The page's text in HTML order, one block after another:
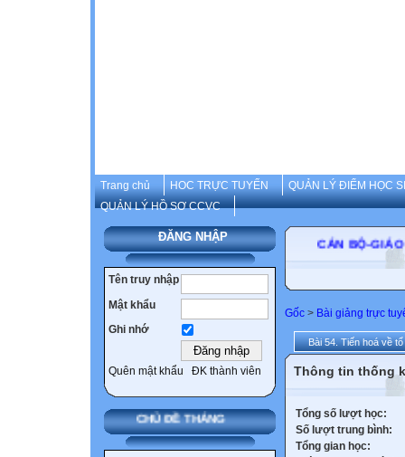
Trang chủ HOC TRỰC TUYẾN
QUẢN LÝ ĐIỂM HỌC
QUẢN LÝ HỒ SƠ CCVC
ĐĂNG NHẬP
Tên truy nhập
Mật khẩu
Ghi nhớ
Quên mật khẩu ĐK thành viên
CHỦ ĐỀ THÁNG
CÁN BỘ-
Gốc > Bài giảng trực
Bài 54. Tiến hoá về
Thông tin thống
Tổng số lượt học:
Số lượt trung bình:
Tổng gian học: